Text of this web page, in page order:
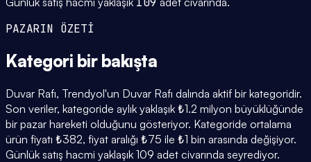
PAZARIN ÖZETİ
Kategori bir bakışta
Duvar Rafı, Trendyol'un Duvar Rafı dalında aktif bir kategoridir.
Son veriler, kategoride aylık yaklaşık ₺1.2 milyon büyüklüğünde
bir pazar hareketi olduğunu gösteriyor. Kategoride ortalama
ürün fiyatı ₺382, fiyat aralığı ₺75 ile ₺1 bin arasında değişiyor.
Günlük satış hacmi yaklaşık 109 adet civarında seyrediyor.